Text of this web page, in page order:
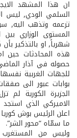
ان هذا المشهد
السلمي الودي, ليس
تزعمه وتذهب اليه,
المستوى الوزاري
شهرياً, او بالتذكير
هذه المحادثات حين
حصوله في آذار
للجهات الغربية
بوابات عبور الى
الجزيرة الكورية
اعلن الرئيس بوش
ما سمّاه “محور الشر”.
وليس من المستغرب